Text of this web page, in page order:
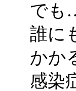
でも
誰に
かか
感染